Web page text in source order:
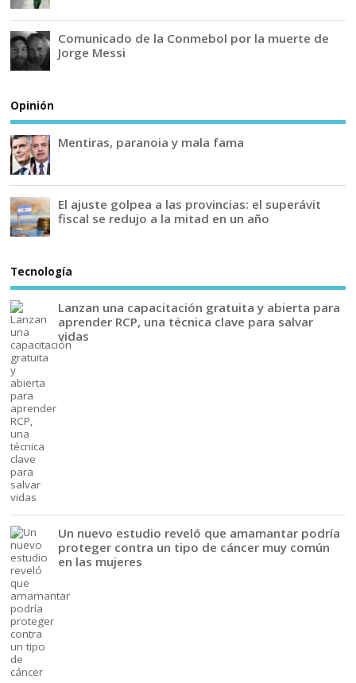
Comunicado de la Conmebol por la muerte de
Jorge Messi
Opinión
Mentiras, paranoia y mala fama
El ajuste golpea a las provincias: el superávit
fiscal se redujo a la mitad en un año
Tecnología
Lanzan una capacitación gratuita y abierta para
aprender RCP, una técnica clave para salvar
vidas
Un nuevo estudio reveló que amamantar podría
proteger contra un tipo de cáncer muy común
en las mujeres